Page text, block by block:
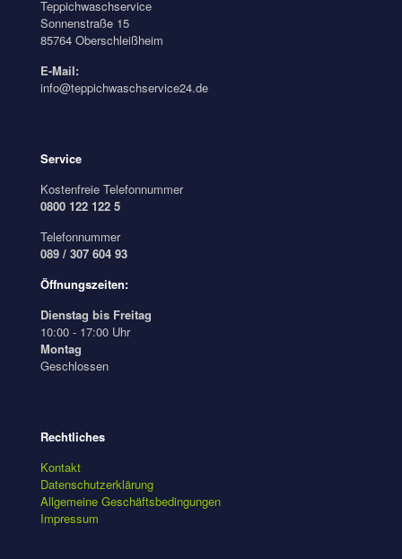
Teppichwaschservice
Sonnenstraße 15
85764 Oberschleißheim
E-Mail:
info@teppichwaschservice24.de
Service
Kostenfreie Telefonnummer
0800 122 122 5
Telefonnummer
089 / 307 604 93
Öffnungszeiten:
Dienstag bis Freitag
10:00 - 17:00 Uhr
Montag
Geschlossen
Rechtliches
Kontakt
Datenschutzerklärung
Allgemeine Geschäftsbedingungen
Impressum